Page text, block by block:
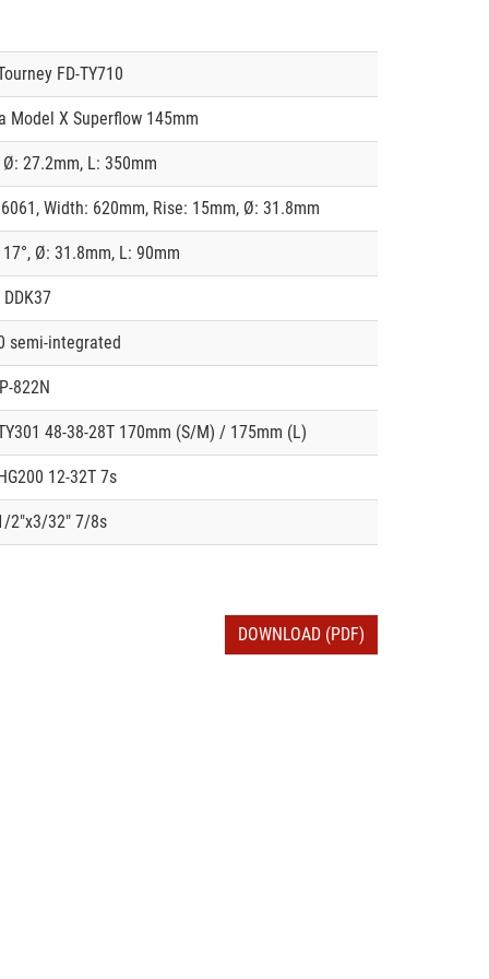
FD-TY710
Model X Superflow 145mm
Ø: 27.2mm, L: 350mm
Width: 620mm, Rise: 15mm, Ø: 31.8mm
17°, Ø: 31.8mm, L: 90mm
semi-integrated
822N
48-38-28T 170mm (S/M) / 175mm (L)
12-32T 7s
2"x3/32" 7/8s
DOWNLOAD (PDF)